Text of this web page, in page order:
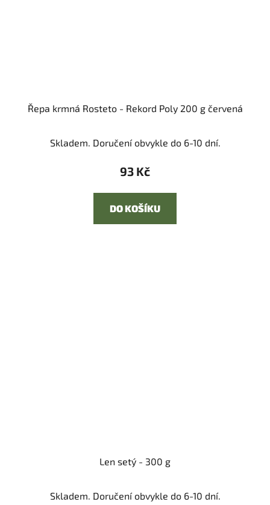
Řepa krmná Rosteto - Rekord Poly 200 g červená
Skladem. Doručení obvykle do 6-10 dní.
93 Kč
DO KOŠÍKU
Len setý - 300 g
Skladem. Doručení obvykle do 6-10 dní.